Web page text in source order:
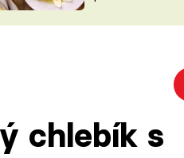
VYCHYTÁVKY
chlebík s